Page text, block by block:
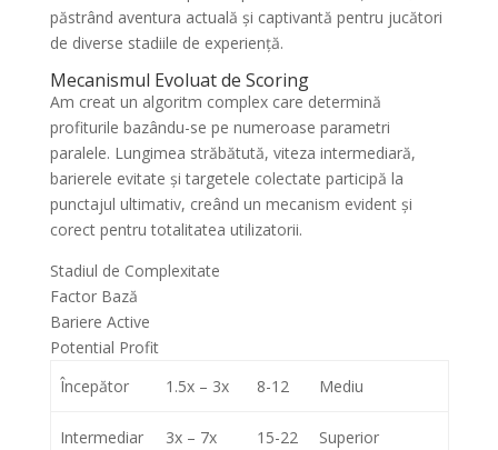
păstrând aventura actuală și captivantă pentru jucători
de diverse stadiile de experiență.
Mecanismul Evoluat de Scoring
Am creat un algoritm complex care determină
profiturile bazându-se pe numeroase parametri
paralele. Lungimea străbătută, viteza intermediară,
barierele evitate și targetele colectate participă la
punctajul ultimativ, creând un mecanism evident și
corect pentru totalitatea utilizatorii.
Stadiul de Complexitate
Factor Bază
Bariere Active
Potential Profit
Începător
1.5x – 3x 8-12 Mediu
Intermediar 3x – 7x 15-22 Superior